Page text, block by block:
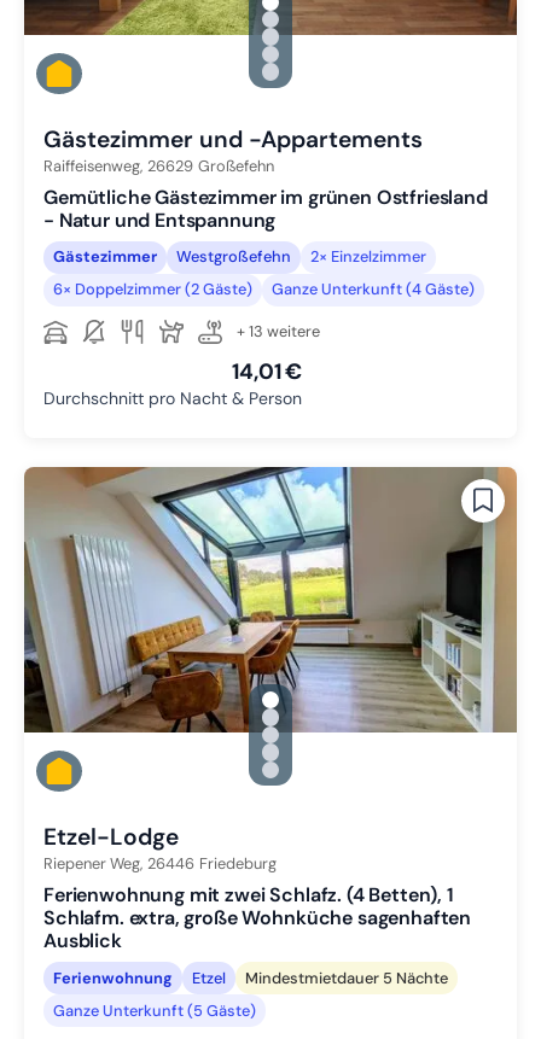
Zu Slide 1 wechseln
Zu Slide 2 wechseln
Zu Slide 3 wechseln
Zu Slide 4 wechseln
Zu Slide 5 wechseln
Gästezimmer und -Appartements
Raiffeisenweg, 26629 Großefehn
Gemütliche Gästezimmer im grünen Ostfriesland
- Natur und Entspannung
Gästezimmer Westgroßefehn
2× Einzelzimmer
6× Doppelzimmer (2 Gäste)
Ganze Unterkunft (4 Gäste)
+ 13 weitere
14,01 €
Durchschnitt pro Nacht & Person
gallery.slide_selector
Zu Slide 1 wechseln
Zu Slide 2 wechseln
Zu Slide 3 wechseln
Zu Slide 4 wechseln
Zu Slide 5 wechseln
Etzel-Lodge
Riepener Weg, 26446 Friedeburg
Ferienwohnung mit zwei Schlafz. (4 Betten), 1
Schlafm. extra, große Wohnküche sagenhaften
Ausblick
Ferienwohnung Etzel
Mindestmietdauer 5 Nächte
Ganze Unterkunft (5 Gäste)